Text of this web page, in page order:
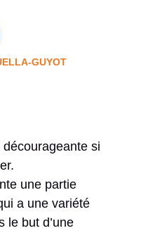
GUYOT
décourageante si
une partie
a une variété
le but d’une